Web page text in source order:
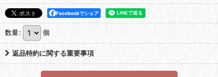
Facebookでシェア
数量: 個
返品特約に関する重要事項